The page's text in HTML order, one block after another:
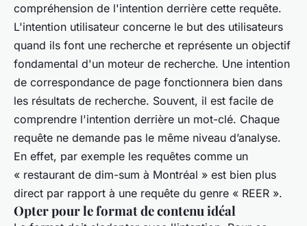
compréhension de l'intention derrière cette requête.
L'intention utilisateur concerne le but des utilisateurs
quand ils font une recherche et représente un objectif
fondamental d'un moteur de recherche. Une intention
de correspondance de page fonctionnera bien dans
les résultats de recherche. Souvent, il est facile de
comprendre l'intention derrière un mot-clé. Chaque
requête ne demande pas le même niveau d’analyse.
En effet, par exemple les requêtes comme un
« restaurant de dim-sum à Montréal » est bien plus
direct par rapport à une requête du genre « REER ».
Opter pour le format de contenu idéal